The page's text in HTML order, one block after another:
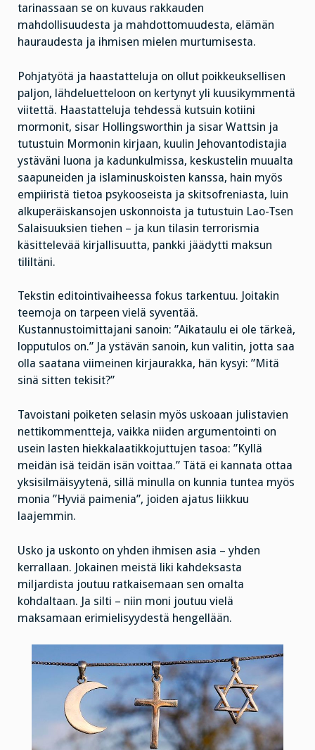
tarinassaan se on kuvaus rakkauden
mahdollisuudesta ja mahdottomuudesta, elämän
hauraudesta ja ihmisen mielen murtumisesta.
Pohjatyötä ja haastatteluja on ollut poikkeuksellisen
paljon, lähdeluetteloon on kertynyt yli kuusikymmentä
viitettä. Haastatteluja tehdessä kutsuin kotiini
mormonit, sisar Hollingsworthin ja sisar Wattsin ja
tutustuin Mormonin kirjaan, kuulin Jehovantodistajia
ystäväni luona ja kadunkulmissa, keskustelin muualta
saapuneiden ja islaminuskoisten kanssa, hain myös
empiiristä tietoa psykooseista ja skitsofreniasta, luin
alkuperäiskansojen uskonnoista ja tutustuin Lao-Tsen
Salaisuuksien tiehen – ja kun tilasin terrorismia
käsittelevää kirjallisuutta, pankki jäädytti maksun
tililtäni.
Tekstin editointivaiheessa fokus tarkentuu. Joitakin
teemoja on tarpeen vielä syventää.
Kustannustoimittajani sanoin: ”Aikataulu ei ole tärkeä,
lopputulos on.” Ja ystävän sanoin, kun valitin, jotta saa
olla saatana viimeinen kirjaurakka, hän kysyi: ”Mitä
sinä sitten tekisit?”
Tavoistani poiketen selasin myös uskoaan julistavien
nettikommentteja, vaikka niiden argumentointi on
usein lasten hiekkalaatikkojuttujen tasoa: ”Kyllä
meidän isä teidän isän voittaa.” Tätä ei kannata ottaa
yksisilmäisyytenä, sillä minulla on kunnia tuntea myös
monia ”Hyviä paimenia”, joiden ajatus liikkuu
laajemmin.
Usko ja uskonto on yhden ihmisen asia – yhden
kerrallaan. Jokainen meistä liki kahdeksasta
miljardista joutuu ratkaisemaan sen omalta
kohdaltaan. Ja silti – niin moni joutuu vielä
maksamaan erimielisyydestä hengellään.